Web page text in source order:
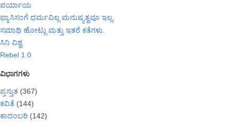
ಪರ್ಯಾಯ
ಫ್ಯಾಸಿಸಂಗೆ ಧರ್ಮವಿಲ್ಲ ಮನುಷ್ಯತ್ವವೂ ಇಲ್ಲ.
ಸಮಾಧಿ ಹೋಟ್ಲು ಮತ್ತು ಇತರೆ ಕತೆಗಳು.
ಸಿನಿ ವಿಶ್ವ
Rebel 1.0
ವಿಭಾಗಗಳು
ಪ್ರಸ್ತುತ (367)
ಕವಿತೆ (144)
ಕಾದಂಬರಿ (142)